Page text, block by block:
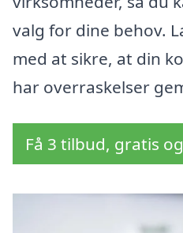
valg for dine behov.
med at sikre, at din
har overraskelser
Få 3 tilbud, gratis